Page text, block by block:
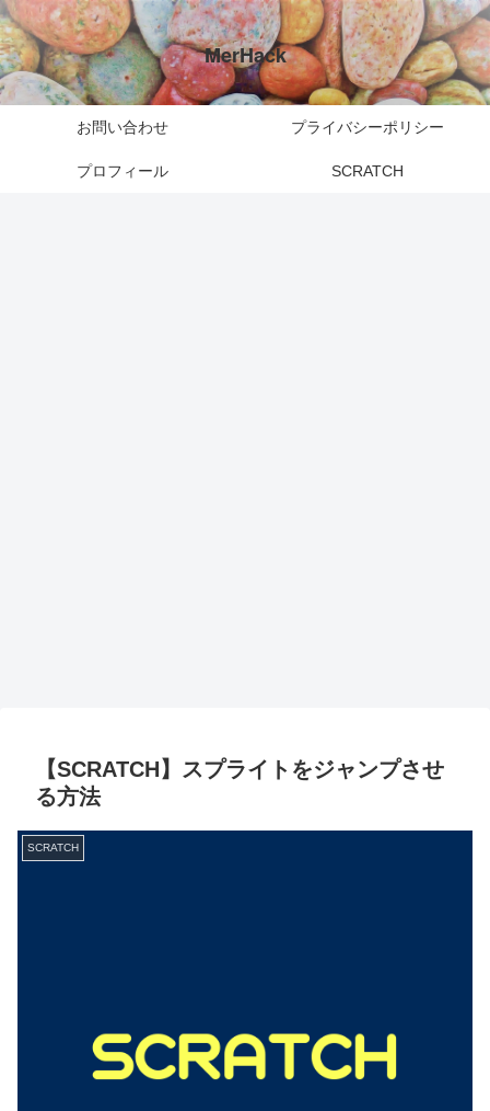
MerHack
お問い合わせ プライバシーポリシー
プロフィール SCRATCH
【SCRATCH】スプライトをジャンプさせ
る方法
SCRATCH